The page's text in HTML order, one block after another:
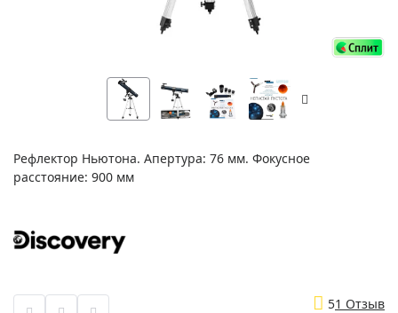
Рефлектор Ньютона. Апертура: 76 мм. Фокусное
расстояние: 900 мм
51 Отзыв